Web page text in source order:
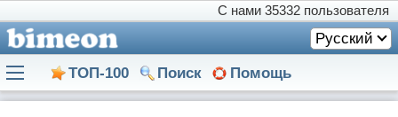
С нами 35332 пользователя
Русский
ТОП-100 Поиск Помощь